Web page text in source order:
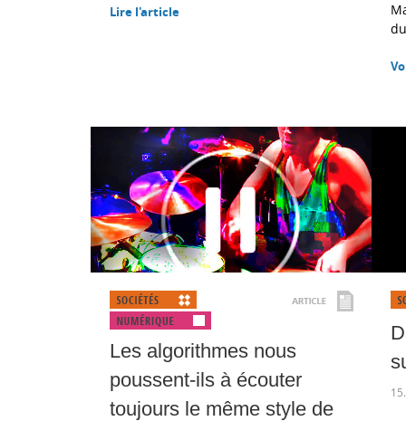
Lire l'article
Les algorithmes nous
poussent-ils à écouter
toujours le même style de